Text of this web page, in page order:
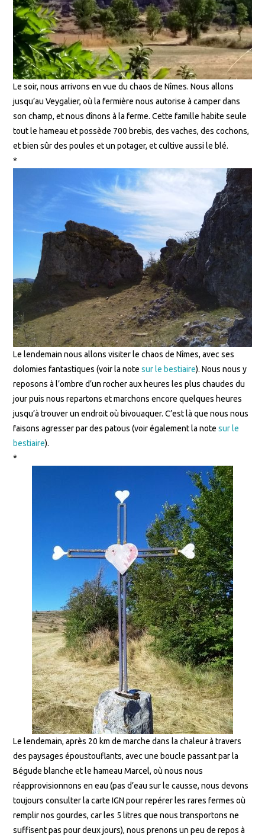
Le soir, nous arrivons en vue du chaos de Nîmes. Nous allons
jusqu’au Veygalier, où la fermière nous autorise à camper dans
son champ, et nous dînons à la ferme. Cette famille habite seule
tout le hameau et possède 700 brebis, des vaches, des cochons,
et bien sûr des poules et un potager, et cultive aussi le blé.
*
Le lendemain nous allons visiter le chaos de Nîmes, avec ses
dolomies fantastiques (voir la notesur le bestiaire). Nous nous y
reposons à l’ombre d’un rocher aux heures les plus chaudes du
jour puis nous repartons et marchons encore quelques heures
jusqu’à trouver un endroit où bivouaquer. C’est là que nous nous
faisons agresser par des patous (voir également la notesur le
bestiaire).
*
Le lendemain, après 20 km de marche dans la chaleur à travers
des paysages époustouflants, avec une boucle passant par la
Bégude blanche et le hameau Marcel, où nous nous
réapprovisionnons en eau (pas d’eau sur le causse, nous devons
toujours consulter la carte IGN pour repérer les rares fermes où
remplir nos gourdes, car les 5 litres que nous transportons ne
suffisent pas pour deux jours), nous prenons un peu de repos à